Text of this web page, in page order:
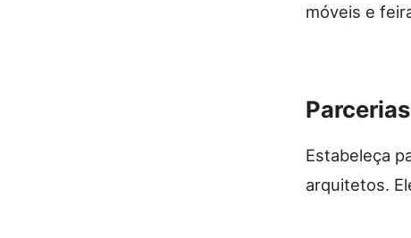
móveis e
Estabeleça
arquitetos.